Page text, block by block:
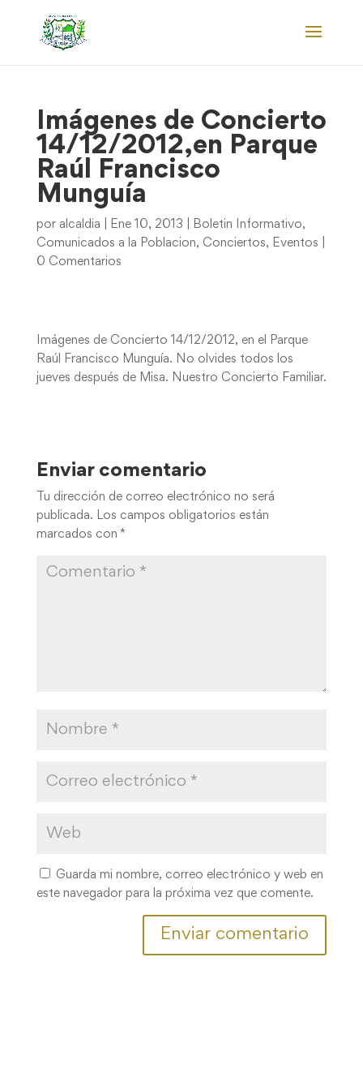
Imágenes de Concierto
14/12/2012,en Parque
Raúl Francisco
Munguía
por alcaldia Ene 10, 2013 Boletin Informativo,
Comunicados a la Poblacion, Conciertos, Eventos
0 Comentarios
Imágenes de Concierto 14/12/2012, en el Parque
Raúl Francisco Munguía. No olvides todos los
jueves después de Misa. Nuestro Concierto Familiar.
Enviar comentario
Tu dirección de correo electrónico no será
publicada. Los campos obligatorios están
marcados con *
Guarda mi nombre, correo electrónico y web en
este navegador para la próxima vez que comente.